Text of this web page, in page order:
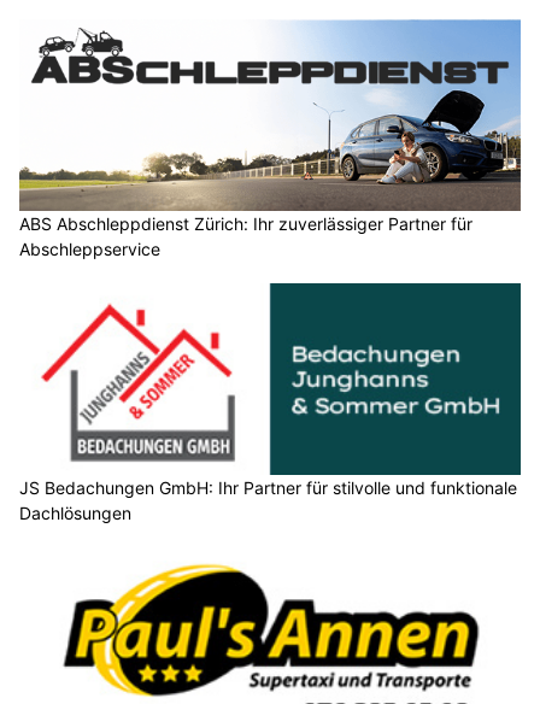
ABS Abschleppdienst Zürich: Ihr zuverlässiger Partner für
Abschleppservice
JS Bedachungen GmbH: Ihr Partner für stilvolle und funktionale
Dachlösungen